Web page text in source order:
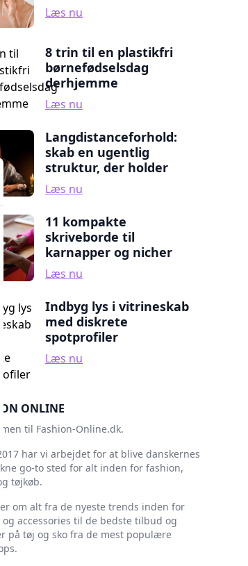
Læs nu
8 trin til en plastikfri
børnefødselsdag
derhjemme
Læs nu
Langdistanceforhold:
skab en ugentlig
struktur, der holder
Læs nu
11 kompakte
skriveborde til
karnapper og nicher
Læs nu
Indbyg lys i vitrineskab
med diskrete
spotprofiler
Læs nu
ONLINE
til Fashion-Online.dk.
har vi arbejdet for at blive danskernes
go-to sted for alt inden for fashion,
tøjkøb.
om alt fra de nyeste trends inden for
og accessories til de bedste tilbud og
på tøj og sko fra de mest populære